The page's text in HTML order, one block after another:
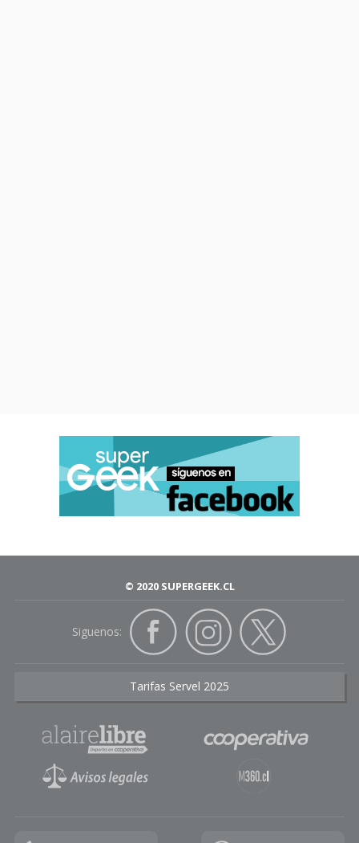
© 2020 SUPERGEEK.CL
Siguenos:
Tarifas Servel 2025